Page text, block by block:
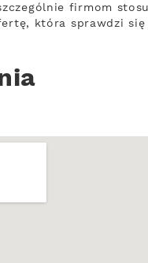
firmom
która sprawdzi się